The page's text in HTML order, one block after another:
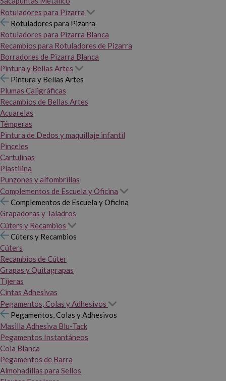
Rotuladores para Pizarra
Rotuladores para Pizarra
Rotuladores para Pizarra Blanca
Recambios para Rotuladores de Pizarra
Borradores de Pizarra Blanca
Pintura y Bellas Artes
Pintura y Bellas Artes
Plumas Caligráficas
Recambios de Bellas Artes
Acuarelas
Témperas
Pintura de Dedos y maquillaje infantil
Pinceles
Cartulinas
Plastilina
Punzones y alfombrillas
Complementos de Escuela y Oficina
Complementos de Escuela y Oficina
Grapadoras y Taladros
Cúters y Recambios
Cúters y Recambios
Cúters
Recambios de Cúter
Grapas y Quitagrapas
Tijeras
Cintas Adhesivas
Pegamentos, Colas y Adhesivos
Pegamentos, Colas y Adhesivos
Masilla Adhesiva Blu-Tack
Pegamentos Instantáneos
Cola Blanca
Pegamentos de Barra
Almohadillas para Sellos